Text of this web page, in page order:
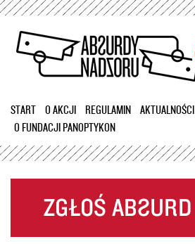
Przejdź
treści
START O AKCJI REGULAMIN
AKTUALNOŚCI
O FUNDACJI PANOPTYKON